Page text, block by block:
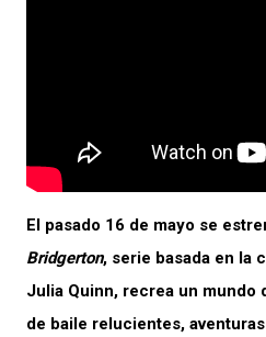
El pasado 16 de mayo se
Bridgerton, serie basada en la
Julia Quinn, recrea un mundo
de baile relucientes,